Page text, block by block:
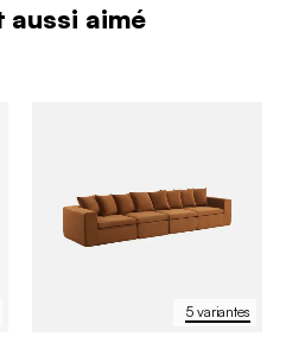
aussi aimé
5 variantes